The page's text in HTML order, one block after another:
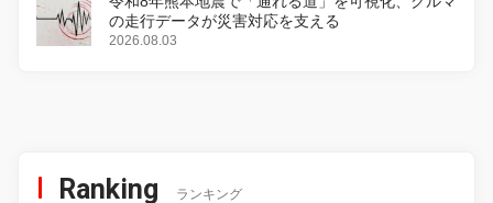
の走行データが災害対応を支える
2026.08.03
Ranking ランキング